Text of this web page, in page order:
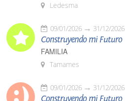
Ledesma
09/01/2026 31/12/2026
Construyendo mi Futuro
FAMILIA
Tamames
09/01/2026 31/12/2026
Construyendo mi Futuro